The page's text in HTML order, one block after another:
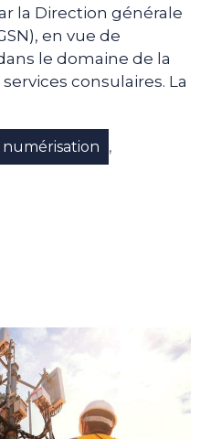
la Direction générale
en vue de
le domaine de la
consulaires. La
numérisation ,